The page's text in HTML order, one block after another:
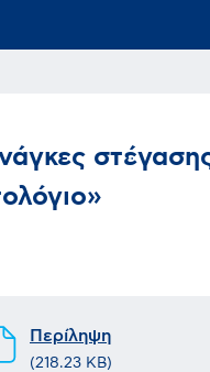
Περίληψη
(218.23 KB)